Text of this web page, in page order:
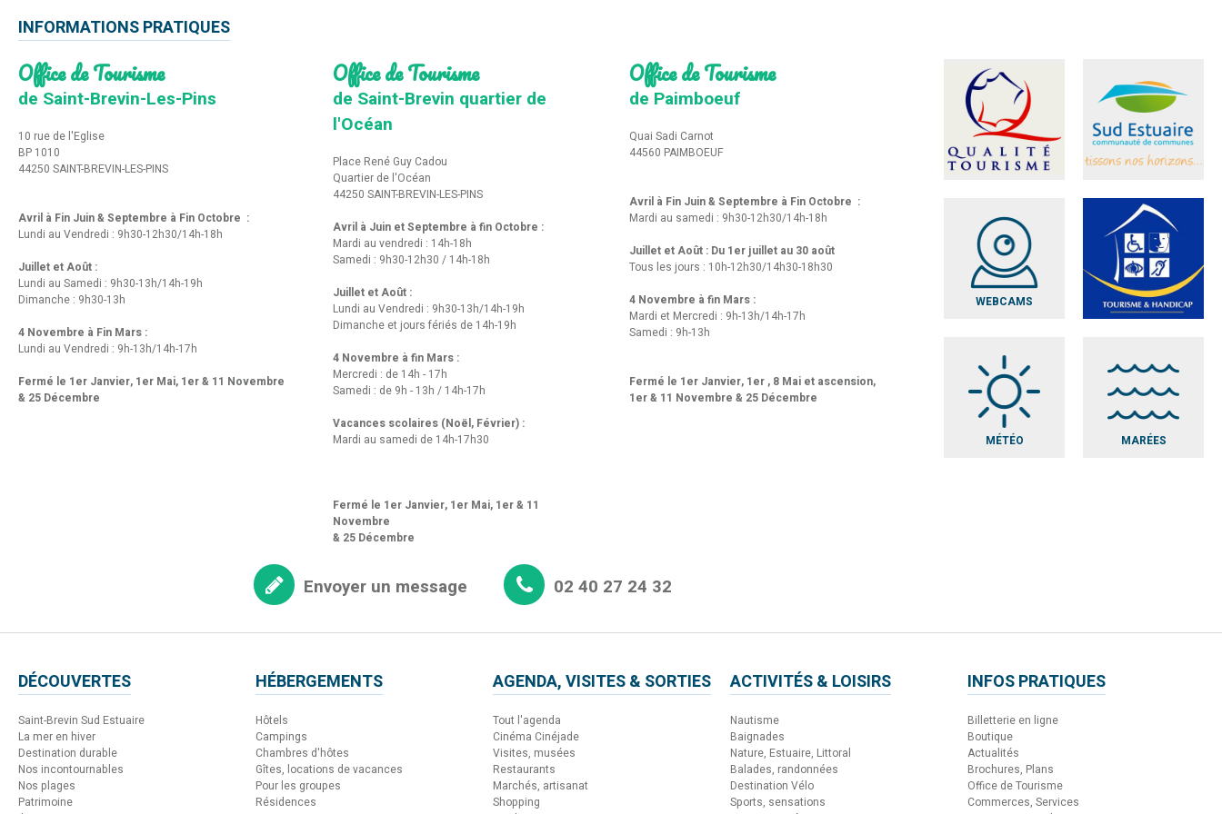
INFORMATIONS PRATIQUES
Office de Tourisme
de Saint-Brevin-Les-Pins
10 rue de l'Eglise
BP 1010
44250 SAINT-BREVIN-LES-PINS
Avril à Fin Juin & Septembre à Fin Octobre :
Lundi au Vendredi : 9h30-12h30/14h-18h
Juillet et Août :
Lundi au Samedi : 9h30-13h/14h-19h
Dimanche : 9h30-13h
4 Novembre à Fin Mars :
Lundi au Vendredi : 9h-13h/14h-17h
Fermé le 1er Janvier, 1er Mai, 1er & 11 Novembre
& 25 Décembre
Office de Tourisme
de Saint-Brevin quartier de
l'Océan
Place René Guy Cadou
Quartier de l'Océan
44250 SAINT-BREVIN-LES-PINS
Avril à Juin et Septembre à fin Octobre :
Mardi au vendredi : 14h-18h
Samedi : 9h30-12h30 / 14h-18h
Juillet et Août :
Lundi au Vendredi : 9h30-13h/14h-19h
Dimanche et jours fériés de 14h-19h
4 Novembre à fin Mars :
Mercredi : de 14h - 17h
Samedi : de 9h - 13h / 14h-17h
Vacances scolaires (Noël, Février) :
Mardi au samedi de 14h-17h30
Fermé le 1er Janvier, 1er Mai, 1er & 11
Novembre
& 25 Décembre
Office de Tourisme
de Paimboeuf
Quai Sadi Carnot
44560 PAIMBOEUF
Avril à Fin Juin & Septembre à Fin Octobre :
Mardi au samedi : 9h30-12h30/14h-18h
Juillet et Août : Du 1er juillet au 30 août
Tous les jours : 10h-12h30/14h30-18h30
4 Novembre à fin Mars :
Mardi et Mercredi : 9h-13h/14h-17h
Samedi : 9h-13h
Fermé le 1er Janvier, 1er , 8 Mai et ascension,
1er & 11 Novembre & 25 Décembre
WEBCAMS
MÉTÉO MARÉES
Envoyer un message 02 40 27 24 32
DÉCOUVERTES
Saint-Brevin Sud Estuaire
La mer en hiver
Destination durable
Nos incontournables
Nos plages
Patrimoine
HÉBERGEMENTS
Hôtels
Campings
Chambres d'hôtes
Gîtes, locations de vacances
Pour les groupes
Résidences
AGENDA, VISITES & SORTIES
Tout l'agenda
Cinéma Cinéjade
Visites, musées
Restaurants
Marchés, artisanat
Shopping
ACTIVITÉS & LOISIRS
Nautisme
Baignades
Nature, Estuaire, Littoral
Balades, randonnées
Destination Vélo
Sports, sensations
INFOS PRATIQUES
Billetterie en ligne
Boutique
Actualités
Brochures, Plans
Office de Tourisme
Commerces, Services